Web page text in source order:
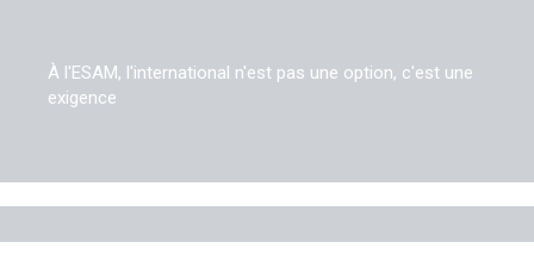
À l'ESAM, l'international n'est pas une option, c'est une
exigence